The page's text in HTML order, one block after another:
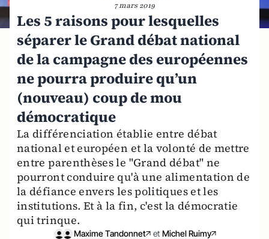
7 mars 2019
Les 5 raisons pour lesquelles
séparer le Grand débat national
de la campagne des européennes
ne pourra produire qu’un
(nouveau) coup de mou
démocratique
La différenciation établie entre débat
national et européen et la volonté de mettre
entre parenthèses le "Grand débat" ne
pourront conduire qu'à une alimentation de
la défiance envers les politiques et les
institutions. Et à la fin, c'est la démocratie
qui trinque.
Maxime Tandonnet et Michel Ruimy